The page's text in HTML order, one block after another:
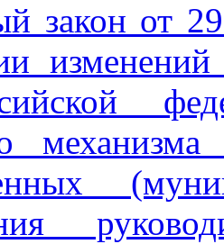
закон от
изменений